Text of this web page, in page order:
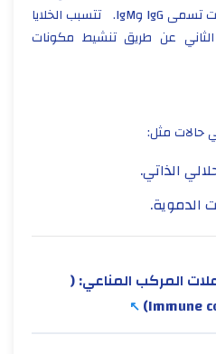
تسمىIgG وIgM.
تتسبب الخلايا
عن طريق تنشيط مكونات
حالات مثل:
الذاتي.
الدموية.
المركب المناعي:(
Immune